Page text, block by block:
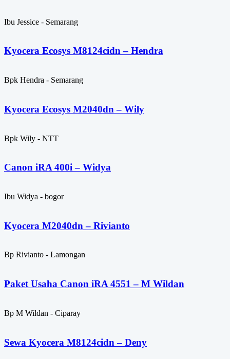
Ibu Jessice - Semarang
Kyocera Ecosys M8124cidn – Hendra
Bpk Hendra - Semarang
Kyocera Ecosys M2040dn – Wily
Bpk Wily - NTT
Canon iRA 400i – Widya
Ibu Widya - bogor
Kyocera M2040dn – Rivianto
Bp Rivianto - Lamongan
Paket Usaha Canon iRA 4551 – M Wildan
Bp M Wildan - Ciparay
Sewa Kyocera M8124cidn – Deny